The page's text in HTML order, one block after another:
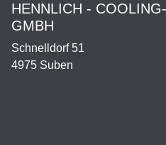
HENNLICH -
GMBH
Schnelldorf 51
4975 Suben